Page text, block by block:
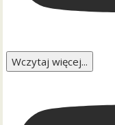
Wczytaj więcej...